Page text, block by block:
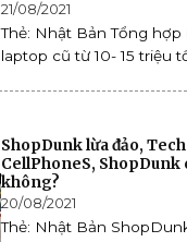
21/08/2021
Thẻ: Nhật Bản Tổng
laptop cũ từ 10- 15 triệu
ShopDunk lừa đảo,
CellPhoneS, ShopDunk
không?
20/08/2021
Thẻ: Nhật Bản